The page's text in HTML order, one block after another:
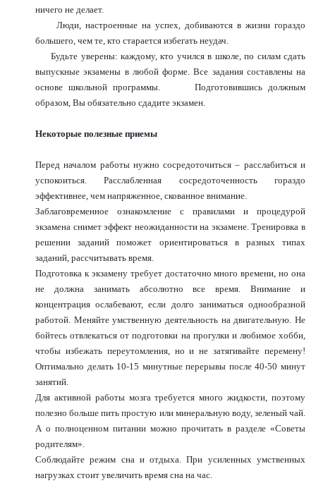
ничего не делает.
Люди, настроенные на успех, добиваются в жизни гораздо
большего, чем те, кто старается избегать неудач.
Будьте уверены: каждому, кто учился в школе, по силам сдать
выпускные экзамены в любой форме. Все задания составлены на
основе школьной программы. Подготовившись должным
образом, Вы обязательно сдадите экзамен.
Некоторые полезные приемы
Перед началом работы нужно сосредоточиться – расслабиться и
успокоиться. Расслабленная сосредоточенность гораздо
эффективнее, чем напряженное, скованное внимание.
Заблаговременное ознакомление с правилами и процедурой
экзамена снимет эффект неожиданности на экзамене. Тренировка в
решении заданий поможет ориентироваться в разных типах
заданий, рассчитывать время.
Подготовка к экзамену требует достаточно много времени, но она
не должна занимать абсолютно все время. Внимание и
концентрация ослабевают, если долго заниматься однообразной
работой. Меняйте умственную деятельность на двигательную. Не
бойтесь отвлекаться от подготовки на прогулки и любимое хобби,
чтобы избежать переутомления, но и не затягивайте перемену!
Оптимально делать 10-15 минутные перерывы после 40-50 минут
занятий.
Для активной работы мозга требуется много жидкости, поэтому
полезно больше пить простую или минеральную воду, зеленый чай.
А о полноценном питании можно прочитать в разделе «Советы
родителям».
Соблюдайте режим сна и отдыха. При усиленных умственных
нагрузках стоит увеличить время сна на час.